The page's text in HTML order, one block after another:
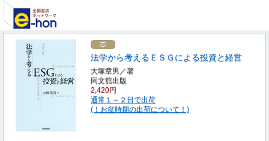
法学から考えるＥＳＧによる投資と経営
大塚章男／著
同文舘出版
2,420円
通常１～２日で出荷
(！お盆時期の出荷について！)